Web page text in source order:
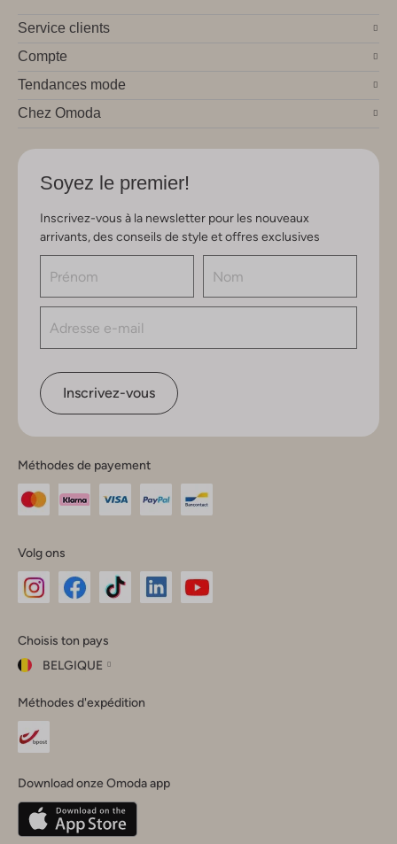
Service clients
Compte
Tendances mode
Chez Omoda
Soyez le premier!
Inscrivez-vous à la newsletter pour les nouveaux
arrivants, des conseils de style et offres exclusives
Inscrivez-vous
Méthodes de payement
Volg ons
Instagram
Facebook
TikTok
Choisis ton pays
BELGIQUE
ton
pays
Fermer
Belgique(Français)
Deutschland
Méthodes d'expédition
Download onze Omoda app